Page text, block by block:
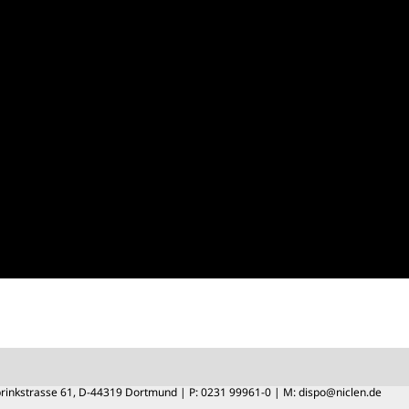
61, D-44319 Dortmund | P: 0231 99961-0 | M:dispo@niclen.de